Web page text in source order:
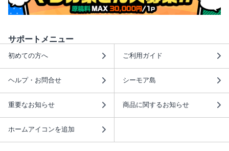
サポートメニュー
初めての方へ ご利用ガイド
ヘルプ・お問合せ シーモア島
重要なお知らせ 商品に関するお知らせ
ホームアイコンを追加